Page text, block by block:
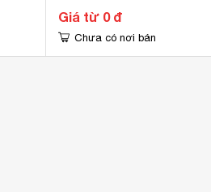
Giá từ 0 đ
Chưa có nơi bán